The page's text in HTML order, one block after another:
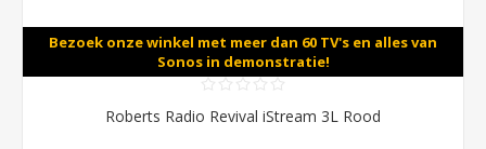
Bezoek onze winkel met meer dan 60 TV's en alles van
Sonos in demonstratie!
Roberts Radio Revival iStream 3L Rood